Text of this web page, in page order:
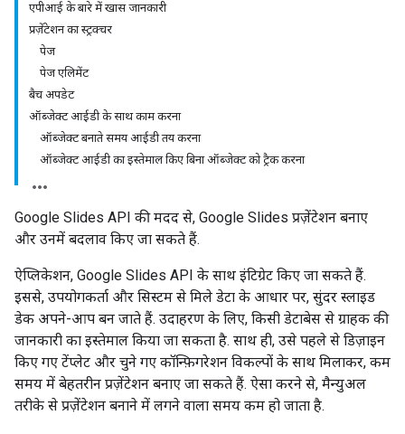
एपीआई के बारे में खास जानकारी
प्रज़ेंटेशन का स्ट्रक्चर
पेज
पेज एलिमेंट
बैच अपडेट
ऑब्जेक्ट आईडी के साथ काम करना
ऑब्जेक्ट बनाते समय आईडी तय करना
ऑब्जेक्ट आईडी का इस्तेमाल किए बिना ऑब्जेक्ट को ट्रैक करना
Google Slides API की मदद से, Google Slides प्रज़ेंटेशन बनाए
और उनमें बदलाव किए जा सकते हैं.
ऐप्लिकेशन, Google Slides API के साथ इंटिग्रेट किए जा सकते हैं.
इससे, उपयोगकर्ता और सिस्टम से मिले डेटा के आधार पर, सुंदर स्लाइड
डेक अपने-आप बन जाते हैं. उदाहरण के लिए, किसी डेटाबेस से ग्राहक की
जानकारी का इस्तेमाल किया जा सकता है. साथ ही, उसे पहले से डिज़ाइन
किए गए टेंप्लेट और चुने गए कॉन्फ़िगरेशन विकल्पों के साथ मिलाकर, कम
समय में बेहतरीन प्रज़ेंटेशन बनाए जा सकते हैं. ऐसा करने से, मैन्युअल
तरीके से प्रज़ेंटेशन बनाने में लगने वाला समय कम हो जाता है.